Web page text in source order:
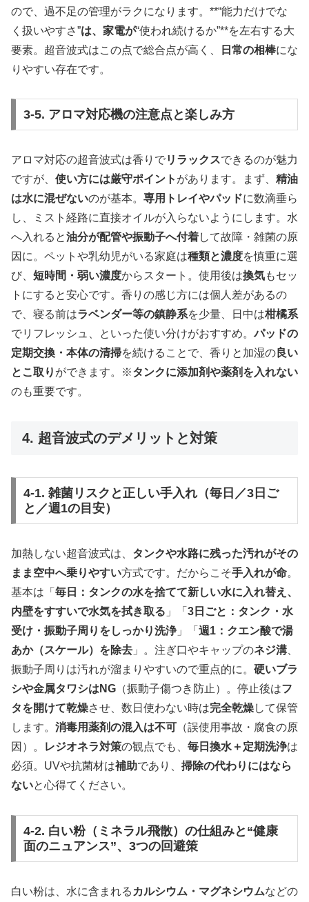
ので、過不足の管理がラクになります。**“能力だけでな
く扱いやすさ”は、家電が“使われ続けるか”**を左右する大
要素。超音波式はこの点で総合点が高く、
日常の相棒にな
りやすい存在です。
3-5. アロマ対応機の注意点と楽しみ方
アロマ対応の超音波式は香りでリラックスできるのが魅力
ですが、 使い方には厳守ポイント があります。まず、 精油
は水に混ぜないのが基本。 専用トレイやパッドに数滴垂ら
し、ミスト経路に直接オイルが入らないようにします。水
へ入れると油分が配管や振動子へ付着して故障・雑菌の原
因に。ペットや乳幼児がいる家庭は種類と濃度を慎重に選
び、 短時間・弱い濃度からスタート。使用後は換気もセッ
トにすると安心です。香りの感じ方には個人差があるの
で、寝る前はラベンダー等の鎮静系を少量、日中は柑橘系
でリフレッシュ、といった使い分けがおすすめ。パッドの
定期交換・本体の清掃を続けることで、香りと加湿の 良い
とこ取り ができます。※タンクに添加剤や薬剤を入れない
のも重要です。
4. 超音波式のデメリットと対策
4-1. 雑菌リスクと正しい手入れ（毎日／3日ご
と／週1の目安）
加熱しない超音波式は、 タンクや水路に残った汚れがその
まま空中へ乗りやすい方式です。だからこそ手入れが命。
基本は「 毎日：タンクの水を捨てて新しい水に入れ替え、
内壁をすすいで水気を拭き取る 」「 3日ごと：タンク・水
受け・振動子周りをしっかり洗浄」「 週1：クエン酸で湯
あか（スケール）を除去 」。注ぎ口やキャップのネジ溝
振動子周りは汚れが溜まりやすいので重点的に。 硬いブラ
シや金属タワシはNG （振動子傷つき防止）。停止後はフ
タを開けて乾燥させ、数日使わない時は完全乾燥して保管
します。 消毒用薬剤の混入は不可 （誤使用事故・腐食の原
因）。
レジオネラ対策の観点でも、 毎日換水＋定期洗浄は
必須。UVや抗菌材は補助であり、 掃除の代わりにはなら
ないと心得てください。
4-2. 白い粉（ミネラル飛散）の仕組みと“健康
面のニュアンス”、3つの回避策
白い粉は、水に含まれる カルシウム・マグネシウムなどの